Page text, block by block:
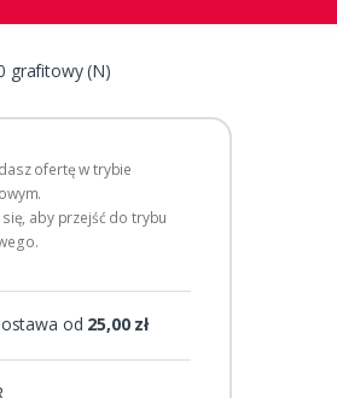
grafitowy (N)
ofertę w trybie
aby przejść do trybu
od 25,00 zł